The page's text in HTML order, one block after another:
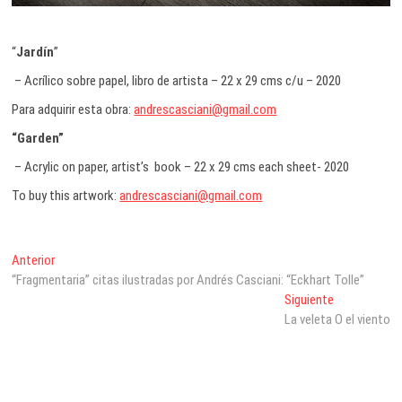
“Jardín”
– Acrílico sobre papel, libro de artista – 22 x 29 cms c/u – 2020
Para adquirir esta obra:andrescasciani@gmail.com
“Garden”
– Acrylic on paper, artist’s book – 22 x 29 cms each sheet- 2020
To buy this artwork:andrescasciani@gmail.com
Navegación
de
AnteriorEntrada
anterior:
“Fragmentaria” citas ilustradas por Andrés Casciani: “Eckhart Tolle”
SiguienteEntrada
siguiente:
La veleta O el viento